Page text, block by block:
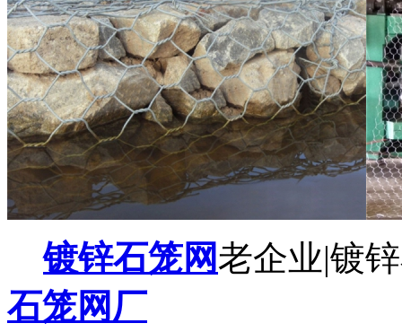
镀锌石笼网老企业|镀
石笼网厂